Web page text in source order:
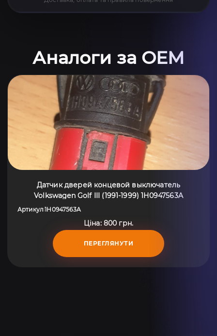
Аналоги за OEM
Датчик дверей концевой выключатель
Volkswagen Golf III (1991-1999) 1H0947563A
Артикул:1H0947563A
Ціна: 800 грн.
ПЕРЕГЛЯНУТИ